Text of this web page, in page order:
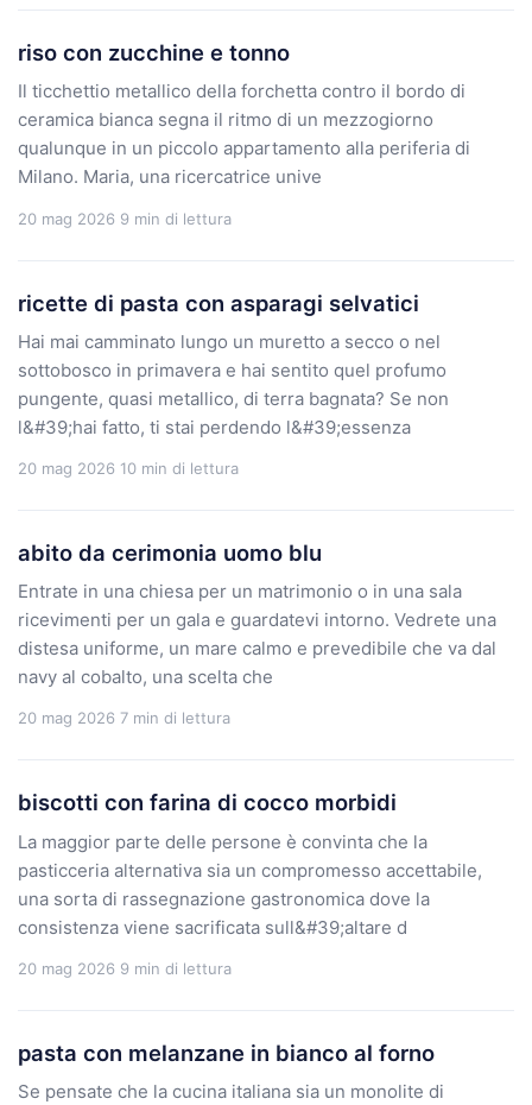
riso con zucchine e tonno
Il ticchettio metallico della forchetta contro il bordo di
ceramica bianca segna il ritmo di un mezzogiorno
qualunque in un piccolo appartamento alla periferia di
Milano. Maria, una ricercatrice unive
20 mag 2026 9 min di lettura
ricette di pasta con asparagi selvatici
Hai mai camminato lungo un muretto a secco o nel
sottobosco in primavera e hai sentito quel profumo
pungente, quasi metallico, di terra bagnata? Se non
l&#39;hai fatto, ti stai perdendo l&#39;essenza
20 mag 2026 10 min di lettura
abito da cerimonia uomo blu
Entrate in una chiesa per un matrimonio o in una sala
ricevimenti per un gala e guardatevi intorno. Vedrete una
distesa uniforme, un mare calmo e prevedibile che va dal
navy al cobalto, una scelta che
20 mag 2026 7 min di lettura
biscotti con farina di cocco morbidi
La maggior parte delle persone è convinta che la
pasticceria alternativa sia un compromesso accettabile,
una sorta di rassegnazione gastronomica dove la
consistenza viene sacrificata sull&#39;altare d
20 mag 2026 9 min di lettura
pasta con melanzane in bianco al forno
Se pensate che la cucina italiana sia un monolite di